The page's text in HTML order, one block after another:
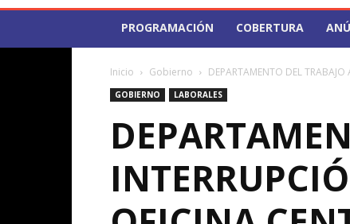
PROGRAMACIÓN COBERTURA
Inicio Gobierno DEPARTAMENTO DEL TRABAJO
GOBIERNO LABORALES